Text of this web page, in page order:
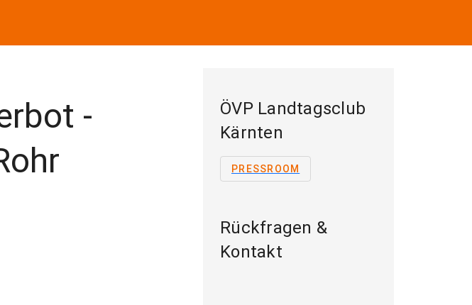
-
ÖVP Landtagsclub
Kärnten
PRESSROOM
Rückfragen &
Kontakt